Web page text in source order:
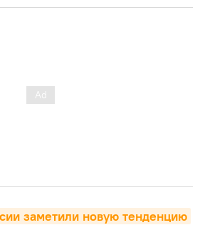
заметили новую тенденцию